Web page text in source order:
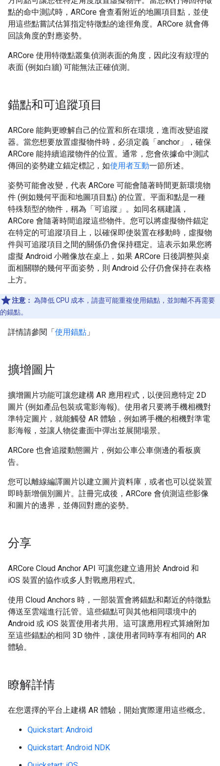
點的命中測試時，ARCore 會查看附近的地圖項目點，並使
用這些點嘗試估算指定特徵點的途徑角度。ARCore 就會傳
回該角度的對應姿勢。
ARCore 使用特徵點叢集偵測表面的角度，因此沒有紋理的
表面 (例如白牆) 可能無法正確偵測。
錨點和可追蹤項目
ARCore 能夠更瞭解自己的位置和所在環境，進而改變追蹤
器。當您想要放置虛擬物件時，必須定義「anchor」
，確保
ARCore 能持續追蹤物件的位置。通常，您會依據命中測試
傳回的姿勢建立錨定標記，如使用者互動一節所述。
姿勢可能會改變，代表 ARCore 可能會隨著時間更新環境物
件 (例如幾何平面和地圖項目點) 的位置。平面和點是一種
特殊類型的物件，稱為「可追蹤」 。如同名稱建議，
ARCore 會隨著時間追蹤這些物件。您可以將虛擬物件錨定
在特定的可追蹤項目上，以確保即使裝置在移動時，虛擬物
件與可追蹤項目之間的關係仍會保持穩定。這表示如果您將
虛擬 Android 小雕像放在桌上，如果 ARCore 日後調整與桌
面相關聯的幾何平面姿勢，則 Android 公仔仍會保持在表格
上方。
注意： 為降低 CPU 成本，請盡可能重複使用錨點，並卸離不再需要
的錨點。
詳情請參閱「使用錨點 」
擴增圖片
擴增圖片功能可讓您建構 AR 應用程式，以便回應特定 2D
圖片 (例如產品包裝或電影海報)。使用者只要將手機相機對
準特定圖片，就能觸發 AR 體驗，例如將手機的相機對準電
影海報，並讓人物從畫面中彈出並展開場景。
ARCore 也會追蹤動態圖片，例如公車公車側邊的看板廣
告。
您可以離線編譯圖片以建立圖片資料庫，或者也可以從裝置
即時新增個別圖片。註冊完成後，ARCore 會偵測這些影像
和圖片的邊界，並傳回對應的姿勢。
分享
ARCore Cloud Anchor API 可讓您建立適用於 Android 和
iOS 裝置的協作或多人對戰應用程式。
使用 Cloud Anchors 時，一部裝置會將錨點和鄰近的特徵點
傳送至雲端進行託管。這些錨點可與其他相同環境中的
Android 或 iOS 裝置使用者共用。這可讓應用程式算繪附加
至這些錨點的相同 3D 物件，讓使用者同時享有相同的 AR
體驗。
瞭解詳情
在您選擇的平台上建構 AR 體驗，開始實際運用這些概念。
Quickstart: Android
Quickstart: Android NDK